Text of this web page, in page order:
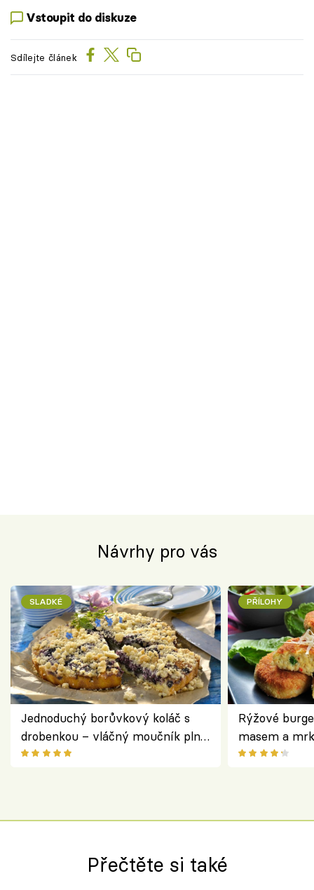
Vstoupit do diskuze
Sdílejte článek
Návrhy pro vás
SLADKÉ
Jednoduchý borůvkový koláč s
drobenkou – vláčný moučník plný
ovoce
PŘÍLOHY
Rýžové
masem a
salátem –
Přečtěte si také